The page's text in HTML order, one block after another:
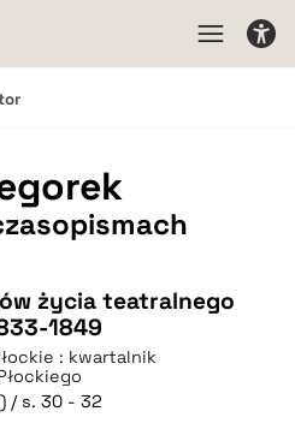
życia teatralnego
1849
: kwartalnik
/ s. 30 - 32